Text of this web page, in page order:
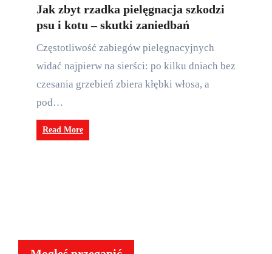
Jak zbyt rzadka pielęgnacja szkodzi
psu i kotu – skutki zaniedbań
Częstotliwość zabiegów pielęgnacyjnych
widać najpierw na sierści: po kilku dniach bez
czesania grzebień zbiera kłębki włosa, a
pod…
Read More